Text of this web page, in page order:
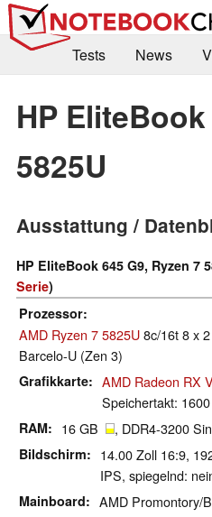
Tests
News
HP
5825U
Ausstattung /
HP EliteBook 645 G9, Ryzen 7
Serie)
Prozessor
AMD Ryzen 7 5825U8c/16t 8 x
Barcelo-U (Zen 3)
Grafikkarte AMD Radeon RX
Speichertakt:
RAM 16 GB , DDR4-3200
Bildschirm
14.00 Zoll 16:9,
IPS, spiegelnd:
Mainboard AMD Promontory/